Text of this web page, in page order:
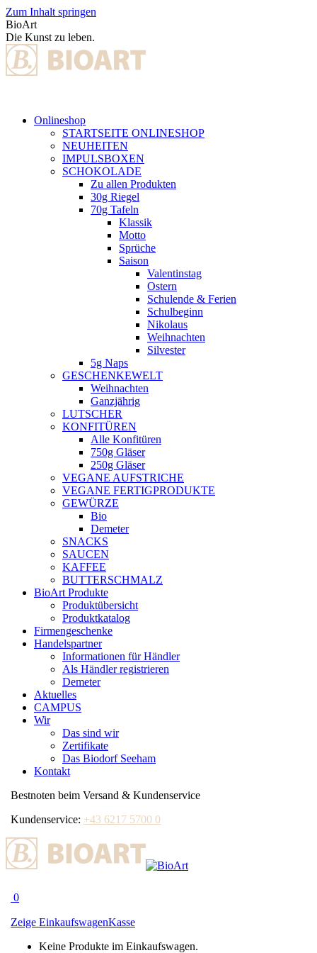
Zum Inhalt springen
BioArt
Die Kunst zu leben.
Onlineshop
STARTSEITE ONLINESHOP
NEUHEITEN
IMPULSBOXEN
SCHOKOLADE
Zu allen Produkten
30g Riegel
70g Tafeln
Klassik
Motto
Sprüche
Saison
Valentinstag
Ostern
Schulende & Ferien
Schulbeginn
Nikolaus
Weihnachten
Silvester
5g Naps
GESCHENKEWELT
Weihnachten
Ganzjährig
LUTSCHER
KONFITÜREN
Alle Konfitüren
750g Gläser
250g Gläser
VEGANE AUFSTRICHE
VEGANE FERTIGPRODUKTE
GEWÜRZE
Bio
Demeter
SNACKS
SAUCEN
KAFFEE
BUTTERSCHMALZ
BioArt Produkte
Produktübersicht
Produktkatalog
Firmengeschenke
Handelspartner
Informationen für Händler
Als Händler registrieren
Demeter
Aktuelles
CAMPUS
Wir
Das sind wir
Zertifikate
Das Biodorf Seeham
Kontakt
Bestnoten beim Versand & Kundenservice
Kundenservice: +43 6217 5700 0
0
Zeige EinkaufswagenKasse
Keine Produkte im Einkaufswagen.